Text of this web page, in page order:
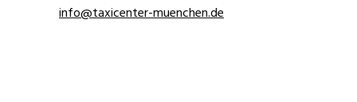
info@taxicenter-muenchen.de